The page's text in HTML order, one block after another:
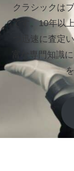
クラシックは
です。10年以
つ迅速に査定
富な専門知識